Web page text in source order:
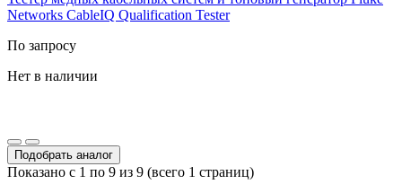
Networks CableIQ Qualification Tester
По запросу
Нет в наличии
Подобрать аналог
Показано с 1 по 9 из 9 (всего 1 страниц)